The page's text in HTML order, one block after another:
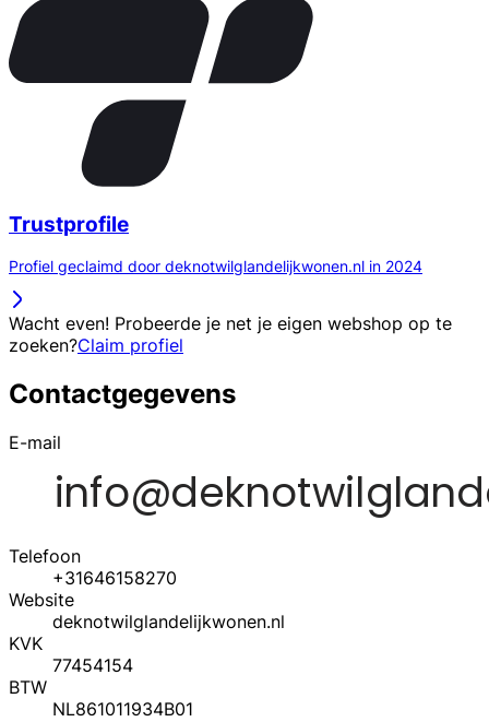
Trustprofile
Profiel geclaimd door deknotwilglandelijkwonen.nl in 2024
Wacht even! Probeerde je net je eigen webshop op te
zoeken?Claim profiel
Contactgegevens
E-mail
Telefoon
+31646158270
Website
deknotwilglandelijkwonen.nl
KVK
77454154
BTW
NL861011934B01